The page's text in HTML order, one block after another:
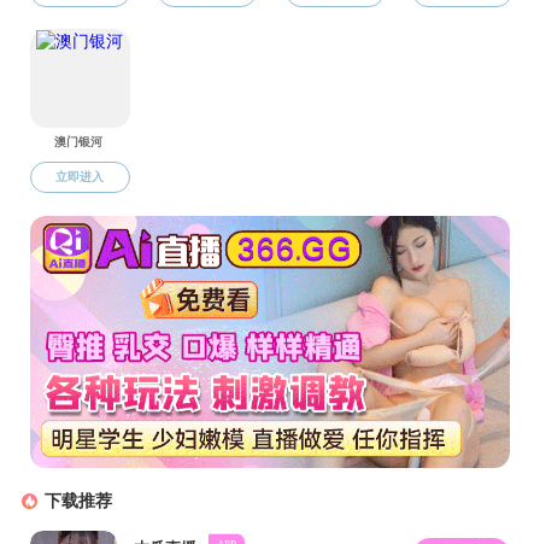
在志愿者服务期
验，也是我们广大青